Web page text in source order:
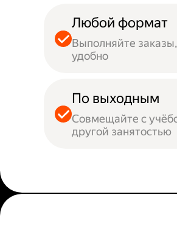
Любой формат
Выполняйте заказы,
удобно
По выходным
Совмещайте с
другой занятостью